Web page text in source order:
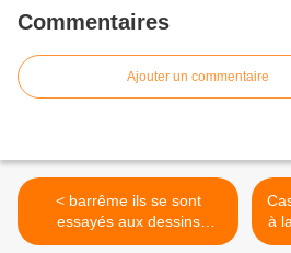
Commentaires
Ajouter un commentaire
< barrême ils se sont
essayés aux dessins
crayons et pastels sur le